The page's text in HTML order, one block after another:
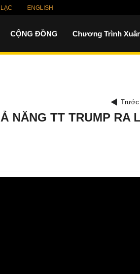
ENGLISH
CỘNG ĐỒNG Chương Trình
Trước
NĂNG TT TRUMP RA